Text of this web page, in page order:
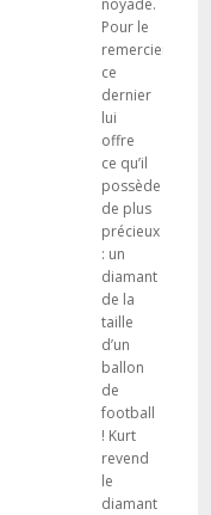
noyade.
Pour le
remercier,
ce
dernier
lui
offre
ce qu’il
possède
de plus
précieux
: un
diamant
de la
taille
d’un
ballon
de
football
! Kurt
revend
le
diamant